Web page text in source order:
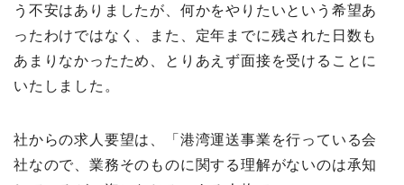
う不安はありましたが、何かをやりたいという希望あ
ったわけではなく、また、定年までに残された日数も
あまりなかったため、とりあえず面接を受けることに
いたしました。
社からの求人要望は、「港湾運送事業を行っている会
社なので、業務そのものに関する理解がないのは承知